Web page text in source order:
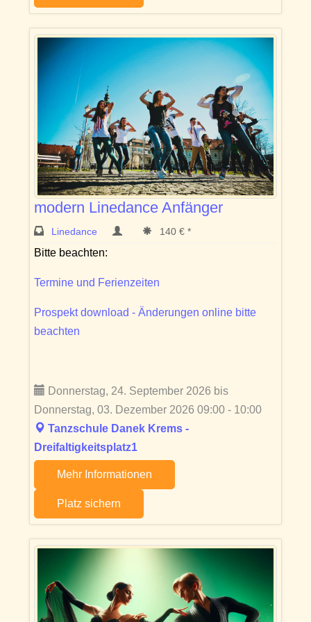
modern Linedance Anfänger
Linedance 140 € *
Bitte beachten:
Termine und Ferienzeiten
Prospekt download - Änderungen online bitte
beachten
Donnerstag, 24. September 2026 bis
Donnerstag, 03. Dezember 2026 09:00 - 10:00
Tanzschule Danek Krems -
Dreifaltigkeitsplatz1
Mehr Informationen
Platz sichern